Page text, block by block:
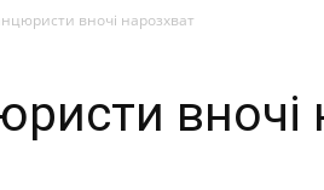
вночі нарозхват
вночі